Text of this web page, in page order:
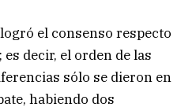
el consenso respecto
decir, el orden de las
sólo se dieron en
habiendo dos